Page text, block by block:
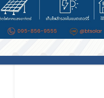
Solar Rooftop เ
โรงงาน ควรติดตั้
BlueTech Solar